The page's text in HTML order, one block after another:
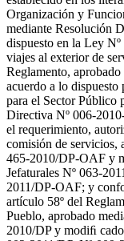
Organización y
mediante Resolución
dispuesto en la Ley
viajes al exterior de
Reglamento,
acuerdo a lo
para el Sector Público
Directiva Nº 006-
el requerimiento,
comisión de servicios,
465-2010/DP-OAF y
Jefaturales Nº 063-
2011/DP-OAF; y
artículo 58º del
Pueblo, aprobado
2010/DP y modiﬁ